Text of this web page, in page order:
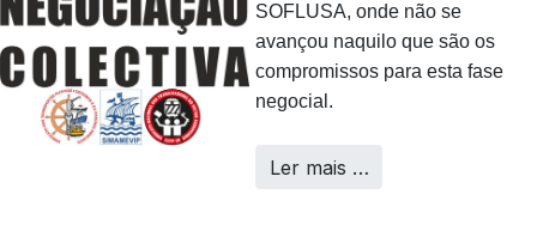
SOFLUSA, onde não se
avançou naquilo que são os
compromissos para esta fase
negocial.
Ler mais …